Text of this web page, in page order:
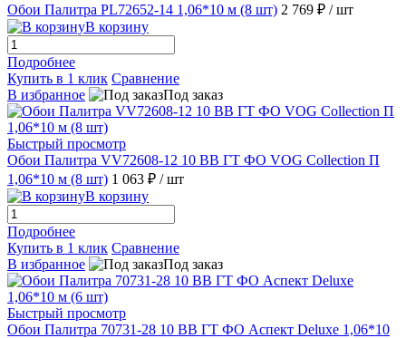
Обои Палитра PL72652-14 1,06*10 м (8 шт) 2 769 ₽ / шт
В корзину
Подробнее
Купить в 1 клик Сравнение
В избранное
Под заказ
Быстрый просмотр
Обои Палитра VV72608-12 10 ВВ ГТ ФО VOG Collection П
1,06*10 м (8 шт) 1 063 ₽ / шт
В корзину
Подробнее
Купить в 1 клик Сравнение
В избранное
Под заказ
Быстрый просмотр
Обои Палитра 70731-28 10 ВВ ГТ ФО Аспект Deluxe 1,06*10